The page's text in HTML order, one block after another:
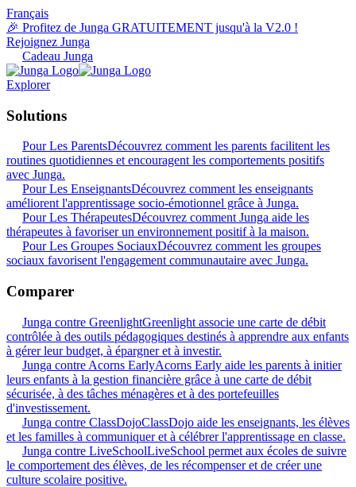
Français
🎉 Profitez de Junga GRATUITEMENT jusqu'à la V2.0 !
Rejoignez Junga
Cadeau Junga
Explorer
Solutions
Pour Les ParentsDécouvrez comment les parents facilitent les
routines quotidiennes et encouragent les comportements positifs
avec Junga.
Pour Les EnseignantsDécouvrez comment les enseignants
améliorent l'apprentissage socio-émotionnel grâce à Junga.
Pour Les ThérapeutesDécouvrez comment Junga aide les
thérapeutes à favoriser un environnement positif à la maison.
Pour Les Groupes SociauxDécouvrez comment les groupes
sociaux favorisent l'engagement communautaire avec Junga.
Comparer
Junga contre GreenlightGreenlight associe une carte de débit
contrôlée à des outils pédagogiques destinés à apprendre aux enfants
à gérer leur budget, à épargner et à investir.
Junga contre Acorns EarlyAcorns Early aide les parents à initier
leurs enfants à la gestion financière grâce à une carte de débit
sécurisée, à des tâches ménagères et à des portefeuilles
d'investissement.
Junga contre ClassDojoClassDojo aide les enseignants, les élèves
et les familles à communiquer et à célébrer l'apprentissage en classe.
Junga contre LiveSchoolLiveSchool permet aux écoles de suivre
le comportement des élèves, de les récompenser et de créer une
culture scolaire positive.